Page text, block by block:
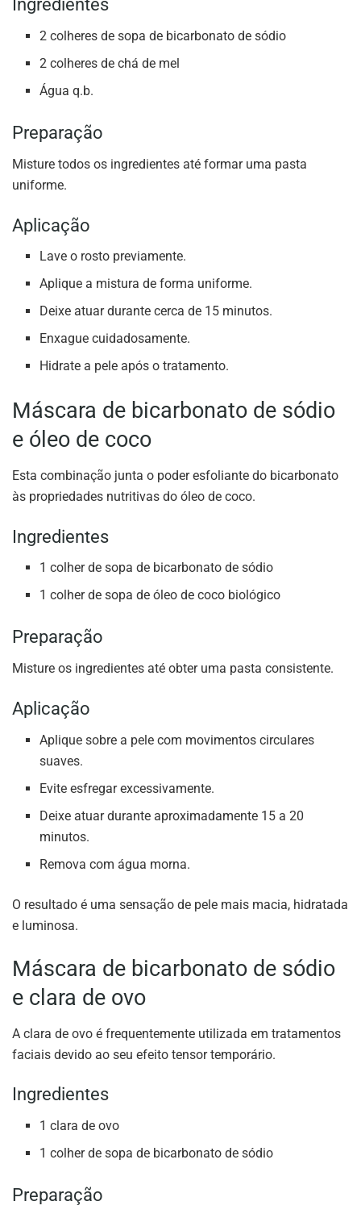
Ingredientes
2 colheres de sopa de bicarbonato de sódio
2 colheres de chá de mel
Água q.b.
Preparação
Misture todos os ingredientes até formar uma pasta
uniforme.
Aplicação
Lave o rosto previamente.
Aplique a mistura de forma uniforme.
Deixe atuar durante cerca de 15 minutos.
Enxague cuidadosamente.
Hidrate a pele após o tratamento.
Máscara de bicarbonato de sódio
e óleo de coco
Esta combinação junta o poder esfoliante do bicarbonato
às propriedades nutritivas do óleo de coco.
Ingredientes
1 colher de sopa de bicarbonato de sódio
1 colher de sopa de óleo de coco biológico
Preparação
Misture os ingredientes até obter uma pasta consistente.
Aplicação
Aplique sobre a pele com movimentos circulares
suaves.
Evite esfregar excessivamente.
Deixe atuar durante aproximadamente 15 a 20
minutos.
Remova com água morna.
O resultado é uma sensação de pele mais macia, hidratada
e luminosa.
Máscara de bicarbonato de sódio
e clara de ovo
A clara de ovo é frequentemente utilizada em tratamentos
faciais devido ao seu efeito tensor temporário.
Ingredientes
1 clara de ovo
1 colher de sopa de bicarbonato de sódio
Preparação